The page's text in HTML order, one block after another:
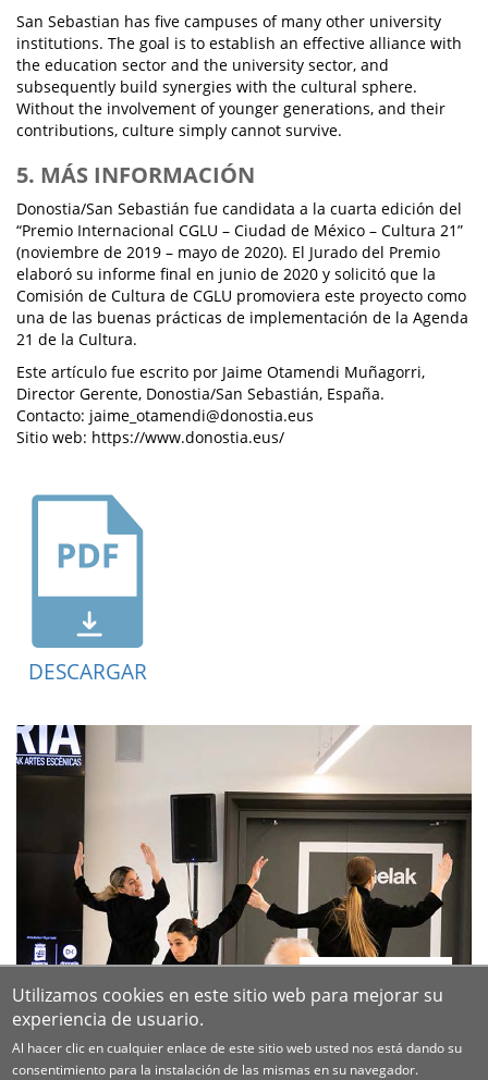
San Sebastian has five campuses of many other university
institutions. The goal is to establish an effective alliance with
the education sector and the university sector, and
subsequently build synergies with the cultural sphere.
Without the involvement of younger generations, and their
contributions, culture simply cannot survive.
5. MÁS INFORMACIÓN
Donostia/San Sebastián fue candidata a la cuarta edición del
“Premio Internacional CGLU – Ciudad de México – Cultura 21”
(noviembre de 2019 – mayo de 2020). El Jurado del Premio
elaboró su informe final en junio de 2020 y solicitó que la
Comisión de Cultura de CGLU promoviera este proyecto como
una de las buenas prácticas de implementación de la Agenda
21 de la Cultura.
Este artículo fue escrito por Jaime Otamendi Muñagorri,
Director Gerente, Donostia/San Sebastián, España.
Contacto: jaime_otamendi@donostia.eus
Sitio web: https://www.donostia.eus/
DESCARGAR
Utilizamos cookies en este sitio web para mejorar su
experiencia de usuario.
Al hacer clic en cualquier enlace de este sitio web usted nos está dando su
consentimiento para la instalación de las mismas en su navegador.